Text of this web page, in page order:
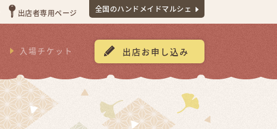
出店者専用ページ 全国のハンドメイドマルシェ
入場チケット 出店お申し込み